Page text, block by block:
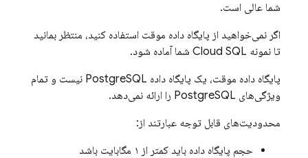
شما عالی است.
اگر نمی‌خواهید از پایگاه داده موقت استفاده کنید، منتظر بمانید
تا نمونه Cloud SQL شما آماده شود.
پایگاه داده موقت، یک پایگاه داده PostgreSQL نیست و تمام
ویژگی‌های PostgreSQL را ارائه نمی‌دهد.
محدودیت‌های قابل توجه عبارتند از:
حجم پایگاه داده باید کمتر از ۱ مگابایت باشد